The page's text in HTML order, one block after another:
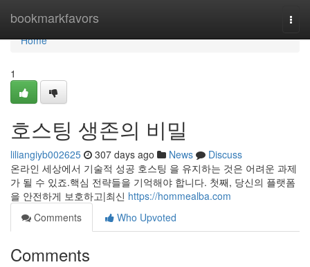
bookmarkfavors
Home
Home
1
호스팅 생존의 비밀
liliangiyb002625 307 days ago News
Discuss
온라인 세상에서 기술적 성공 호스팅 을 유지하는 것은 어려운 과제
가 될 수 있죠.핵심 전략들을 기억해야 합니다. 첫째, 당신의 플랫폼
을 안전하게 보호하고|최신 https://hommealba.com
Comments
Who Upvoted
Comments